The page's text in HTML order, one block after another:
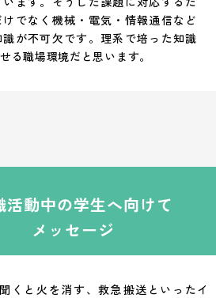
でなく機械・電気・情報通信など
が不可欠です。理系で培った知識
る職場環境だと思います。
活動中の学生へ向けて
メッセージ
聞くと火を消す、救急搬送といったイ